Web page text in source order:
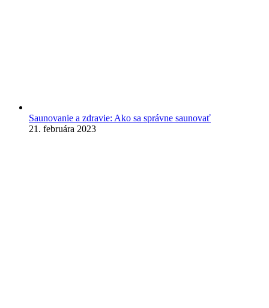
Saunovanie a zdravie: Ako sa správne saunovať
21. februára 2023